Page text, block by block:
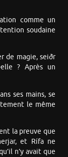
comme un
soudaine
de magie, seiðr
? Après un
ses mains, se
le même
la preuve que
et Rífa ne
n’y avait que